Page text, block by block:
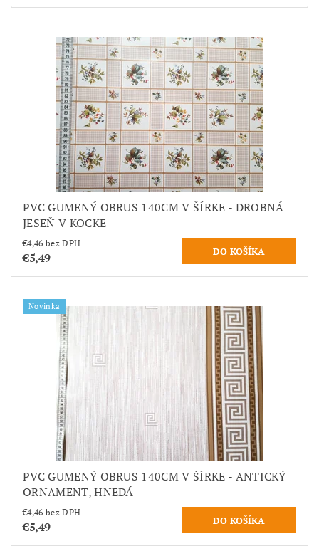
PVC GUMENÝ OBRUS 140CM V ŠÍRKE - DROBNÁ
JESEŇ V KOCKE
€4,46 bez DPH
€5,49
Novinka
PVC GUMENÝ OBRUS 140CM V ŠÍRKE - ANTICKÝ
ORNAMENT, HNEDÁ
€4,46 bez DPH
€5,49